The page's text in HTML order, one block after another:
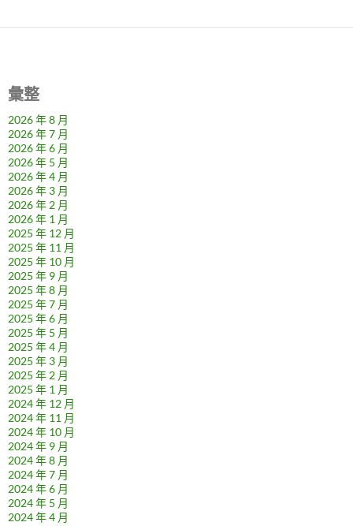
彙整
2026 年 8 月
2026 年 7 月
2026 年 6 月
2026 年 5 月
2026 年 4 月
2026 年 3 月
2026 年 2 月
2026 年 1 月
2025 年 12 月
2025 年 11 月
2025 年 10 月
2025 年 9 月
2025 年 8 月
2025 年 7 月
2025 年 6 月
2025 年 5 月
2025 年 4 月
2025 年 3 月
2025 年 2 月
2025 年 1 月
2024 年 12 月
2024 年 11 月
2024 年 10 月
2024 年 9 月
2024 年 8 月
2024 年 7 月
2024 年 6 月
2024 年 5 月
2024 年 4 月